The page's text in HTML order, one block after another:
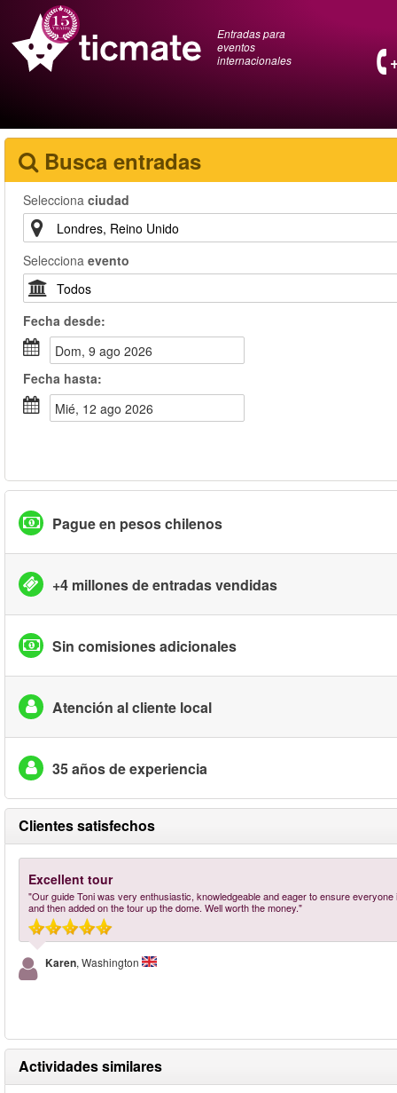
Entradas para
eventos
internacionales
Busca entradas
Selecciona ciudad
Selecciona evento
Fecha desde:
dom, 9 ago 2026
Fecha hasta:
mié, 12 ago 2026
Pague en pesos chilenos
+4 millones de entradas vendidas
Sin comisiones adicionales
Atención al cliente local
35 años de experiencia
Clientes satisfechos
Excellent tour
"Our guide Toni was very enthusiastic, knowledgeable and eager to ensure
and then added on the tour up the dome. Well worth the money."
Karen, Washington
Actividades similares